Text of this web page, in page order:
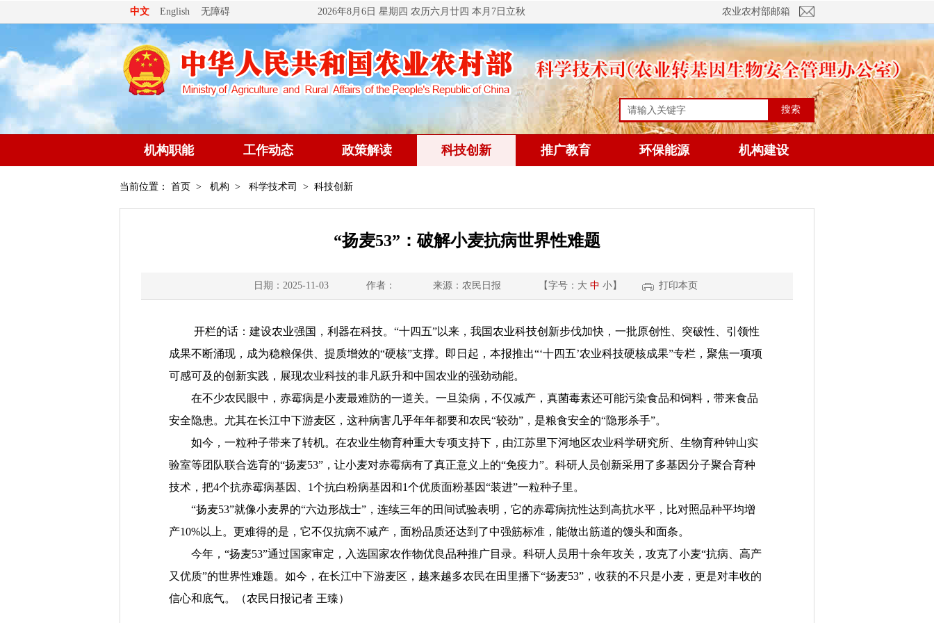
中文 English 无障碍 2026年8月6日 星期四 农历六月廿四 本月7日立秋 农业农村部邮箱
搜索
机构职能 工作动态 政策解读 科技创新 推广教育 环保能源 机构建设
当前位置： 首页 > 机构 > 科学技术司 > 科技创新
“扬麦53”：破解小麦抗病世界性难题
日期：2025-11-03 作者： 来源：农民日报 【字号： 大 中 小】 打印本页
开栏的话：建设农业强国，利器在科技。“十四五”以来，我国农业科技创新步伐加快，一批原创性、突破性、引领性
成果不断涌现，成为稳粮保供、提质增效的“硬核”支撑。即日起，本报推出“‘十四五’农业科技硬核成果”专栏，聚焦一项项
可感可及的创新实践，展现农业科技的非凡跃升和中国农业的强劲动能。
在不少农民眼中，赤霉病是小麦最难防的一道关。一旦染病，不仅减产，真菌毒素还可能污染食品和饲料，带来食品
安全隐患。尤其在长江中下游麦区，这种病害几乎年年都要和农民“较劲”，是粮食安全的“隐形杀手”。
如今，一粒种子带来了转机。在农业生物育种重大专项支持下，由江苏里下河地区农业科学研究所、生物育种钟山实
验室等团队联合选育的“扬麦53”，让小麦对赤霉病有了真正意义上的“免疫力”。科研人员创新采用了多基因分子聚合育种
技术，把4个抗赤霉病基因、1个抗白粉病基因和1个优质面粉基因“装进”一粒种子里。
“扬麦53”就像小麦界的“六边形战士”，连续三年的田间试验表明，它的赤霉病抗性达到高抗水平，比对照品种平均增
产10%以上。更难得的是，它不仅抗病不减产，面粉品质还达到了中强筋标准，能做出筋道的馒头和面条。
今年，“扬麦53”通过国家审定，入选国家农作物优良品种推广目录。科研人员用十余年攻关，攻克了小麦“抗病、高产
又优质”的世界性难题。如今，在长江中下游麦区，越来越多农民在田里播下“扬麦53”，收获的不只是小麦，更是对丰收的
信心和底气。（农民日报记者 王臻）